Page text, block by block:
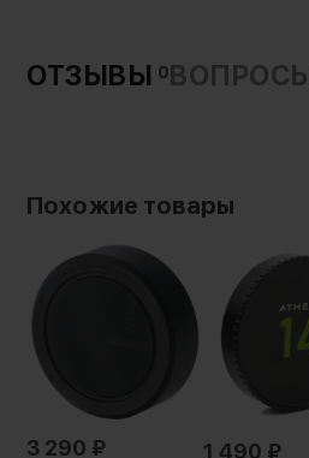
ОТЗЫВЫ 0
Похожие товары
3 290 ₽ 1 490 ₽